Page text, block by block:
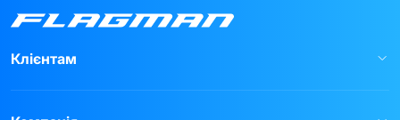
Клієнтам